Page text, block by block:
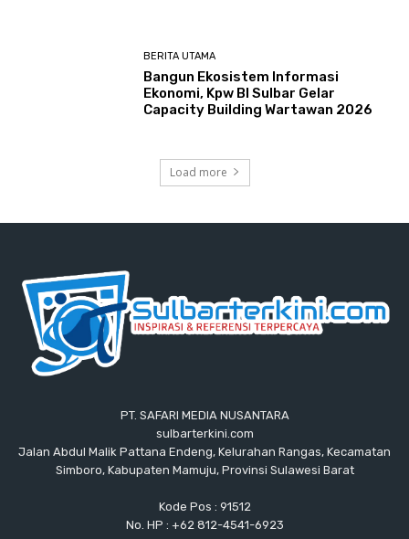
BERITA UTAMA
Bangun Ekosistem Informasi
Ekonomi, Kpw BI Sulbar Gelar
Capacity Building Wartawan 2026
Load more
PT. SAFARI MEDIA NUSANTARA
sulbarterkini.com
Jalan Abdul Malik Pattana Endeng, Kelurahan Rangas, Kecamatan
Simboro, Kabupaten Mamuju, Provinsi Sulawesi Barat
Kode Pos : 91512
No. HP : +62 812-4541-6923